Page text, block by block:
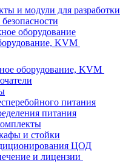
и модули для разработки
оборудование
KVM
оборудование, KVM
питания
питания
и стойки
ЦОД
и лицензии